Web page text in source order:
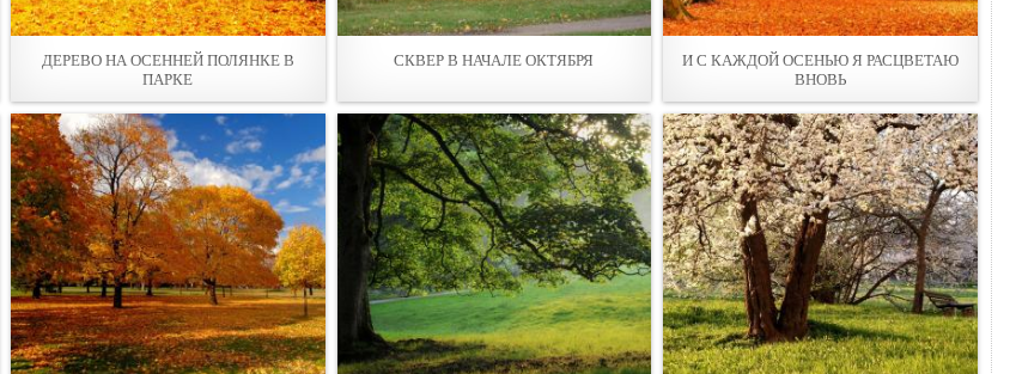
ДЕРЕВО НА ОСЕННЕЙ ПОЛЯНКЕ В
ПАРКЕ
СКВЕР В НАЧАЛЕ ОКТЯБРЯ
И С КАЖДОЙ ОСЕНЬЮ Я РАСЦВЕТАЮ
ВНОВЬ